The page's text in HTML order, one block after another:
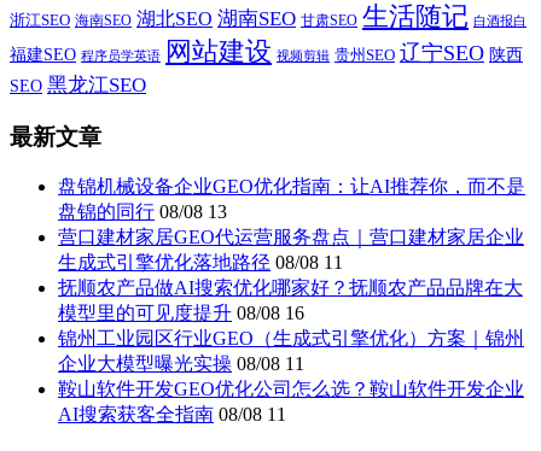
浙江SEO 海南SEO 湖北SEO 湖南SEO 甘肃SEO 生活随记 白酒报白
福建SEO 程序员学英语 网站建设 视频剪辑 贵州SEO 辽宁SEO 陕西
SEO 黑龙江SEO
最新文章
盘锦机械设备企业GEO优化指南：让AI推荐你，而不是
盘锦的同行 08/08 13
营口建材家居GEO代运营服务盘点｜营口建材家居企业
生成式引擎优化落地路径 08/08 11
抚顺农产品做AI搜索优化哪家好？抚顺农产品品牌在大
模型里的可见度提升 08/08 16
锦州工业园区行业GEO（生成式引擎优化）方案｜锦州
企业大模型曝光实操 08/08 11
鞍山软件开发GEO优化公司怎么选？鞍山软件开发企业
AI搜索获客全指南 08/08 11